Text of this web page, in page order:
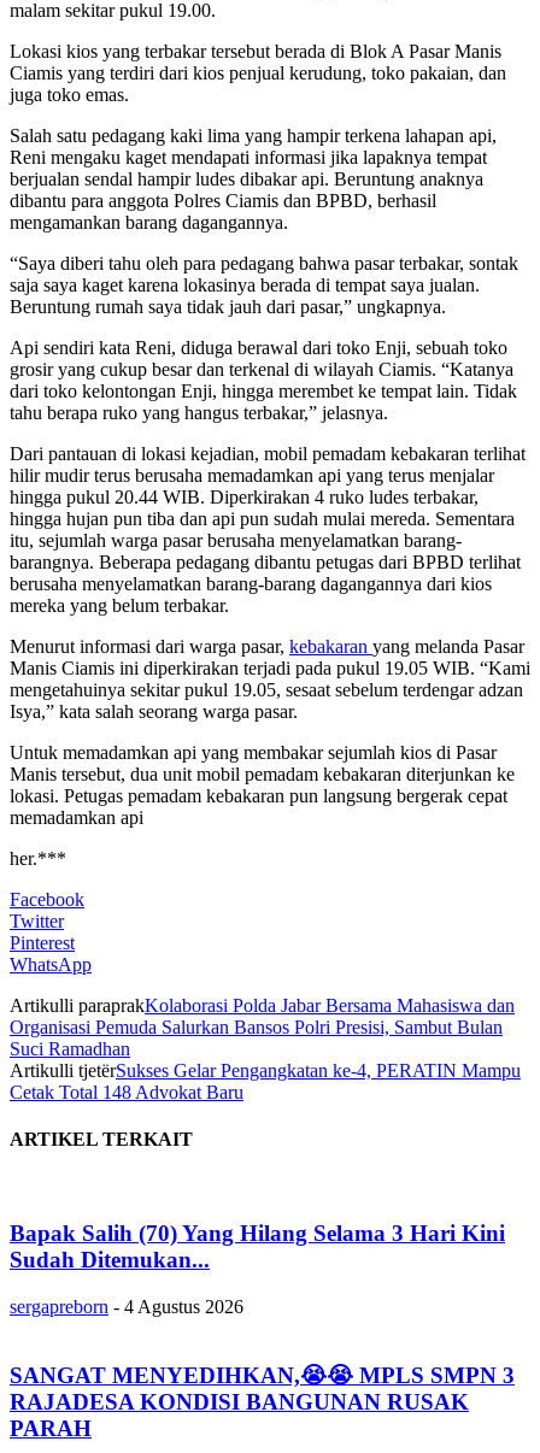
malam sekitar pukul 19.00.
Lokasi kios yang terbakar tersebut berada di Blok A Pasar Manis
Ciamis yang terdiri dari kios penjual kerudung, toko pakaian, dan
juga toko emas.
Salah satu pedagang kaki lima yang hampir terkena lahapan api,
Reni mengaku kaget mendapati informasi jika lapaknya tempat
berjualan sendal hampir ludes dibakar api. Beruntung anaknya
dibantu para anggota Polres Ciamis dan BPBD, berhasil
mengamankan barang dagangannya.
“Saya diberi tahu oleh para pedagang bahwa pasar terbakar, sontak
saja saya kaget karena lokasinya berada di tempat saya jualan.
Beruntung rumah saya tidak jauh dari pasar,” ungkapnya.
Api sendiri kata Reni, diduga berawal dari toko Enji, sebuah toko
grosir yang cukup besar dan terkenal di wilayah Ciamis. “Katanya
dari toko kelontongan Enji, hingga merembet ke tempat lain. Tidak
tahu berapa ruko yang hangus terbakar,” jelasnya.
Dari pantauan di lokasi kejadian, mobil pemadam kebakaran terlihat
hilir mudir terus berusaha memadamkan api yang terus menjalar
hingga pukul 20.44 WIB. Diperkirakan 4 ruko ludes terbakar,
hingga hujan pun tiba dan api pun sudah mulai mereda. Sementara
itu, sejumlah warga pasar berusaha menyelamatkan barang-
barangnya. Beberapa pedagang dibantu petugas dari BPBD terlihat
berusaha menyelamatkan barang-barang dagangannya dari kios
mereka yang belum terbakar.
Menurut informasi dari warga pasar, kebakaran yang melanda Pasar
Manis Ciamis ini diperkirakan terjadi pada pukul 19.05 WIB. “Kami
mengetahuinya sekitar pukul 19.05, sesaat sebelum terdengar adzan
Isya,” kata salah seorang warga pasar.
Untuk memadamkan api yang membakar sejumlah kios di Pasar
Manis tersebut, dua unit mobil pemadam kebakaran diterjunkan ke
lokasi. Petugas pemadam kebakaran pun langsung bergerak cepat
memadamkan api
her.***
Facebook
Twitter
Pinterest
WhatsApp
Artikulli paraprakKolaborasi Polda Jabar Bersama Mahasiswa dan
Organisasi Pemuda Salurkan Bansos Polri Presisi, Sambut Bulan
Suci Ramadhan
Artikulli tjetërSukses Gelar Pengangkatan ke-4, PERATIN Mampu
Cetak Total 148 Advokat Baru
ARTIKEL TERKAIT
Bapak Salih (70) Yang Hilang Selama 3 Hari Kini
Sudah Ditemukan...
sergapreborn - 4 Agustus 2026
SANGAT MENYEDIHKAN,😭😭 MPLS SMPN 3
RAJADESA KONDISI BANGUNAN RUSAK
PARAH